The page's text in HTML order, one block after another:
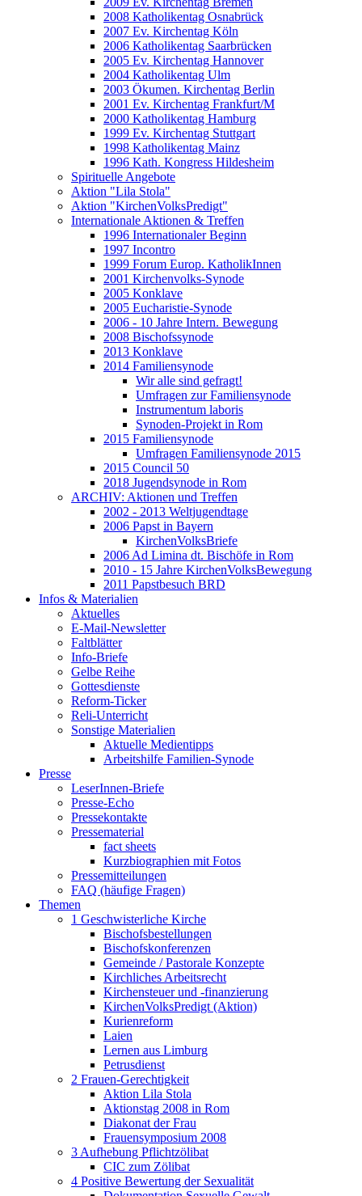
2008 Katholikentag Osnabrück
2007 Ev. Kirchentag Köln
2006 Katholikentag Saarbrücken
2005 Ev. Kirchentag Hannover
2004 Katholikentag Ulm
2003 Ökumen. Kirchentag Berlin
2001 Ev. Kirchentag Frankfurt/M
2000 Katholikentag Hamburg
1999 Ev. Kirchentag Stuttgart
1998 Katholikentag Mainz
1996 Kath. Kongress Hildesheim
Spirituelle Angebote
Aktion "Lila Stola"
Aktion "KirchenVolksPredigt"
Internationale Aktionen & Treffen
1996 Internationaler Beginn
1997 Incontro
1999 Forum Europ. KatholikInnen
2001 Kirchenvolks-Synode
2005 Konklave
2005 Eucharistie-Synode
2006 - 10 Jahre Intern. Bewegung
2008 Bischofssynode
2013 Konklave
2014 Familiensynode
Wir alle sind gefragt!
Umfragen zur Familiensynode
Instrumentum laboris
Synoden-Projekt in Rom
2015 Familiensynode
Umfragen Familiensynode 2015
2015 Council 50
2018 Jugendsynode in Rom
ARCHIV: Aktionen und Treffen
2002 - 2013 Weltjugendtage
2006 Papst in Bayern
KirchenVolksBriefe
2006 Ad Limina dt. Bischöfe in Rom
2010 - 15 Jahre KirchenVolksBewegung
2011 Papstbesuch BRD
Infos & Materialien
Aktuelles
E-Mail-Newsletter
Faltblätter
Info-Briefe
Gelbe Reihe
Gottesdienste
Reform-Ticker
Reli-Unterricht
Sonstige Materialien
Aktuelle Medientipps
Arbeitshilfe Familien-Synode
Presse
LeserInnen-Briefe
Presse-Echo
Pressekontakte
Pressematerial
fact sheets
Kurzbiographien mit Fotos
Pressemitteilungen
FAQ (häufige Fragen)
Themen
1 Geschwisterliche Kirche
Bischofsbestellungen
Bischofskonferenzen
Gemeinde / Pastorale Konzepte
Kirchliches Arbeitsrecht
Kirchensteuer und -finanzierung
KirchenVolksPredigt (Aktion)
Kurienreform
Laien
Lernen aus Limburg
Petrusdienst
2 Frauen-Gerechtigkeit
Aktion Lila Stola
Aktionstag 2008 in Rom
Diakonat der Frau
Frauensymposium 2008
3 Aufhebung Pflichtzölibat
CIC zum Zölibat
4 Positive Bewertung der Sexualität